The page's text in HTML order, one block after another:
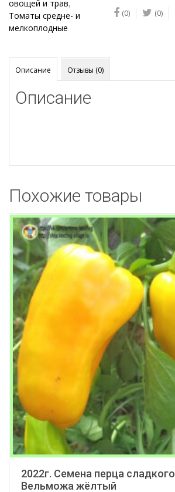
Мятежный
звёздный
истребитель
овощей и трав,
Томаты средне- и
мелкоплодные
(0) (0)
Описание Отзывы (0)
Описание
Похожие товары
2022г. Семена перца сладкого
Вельможа жёлтый